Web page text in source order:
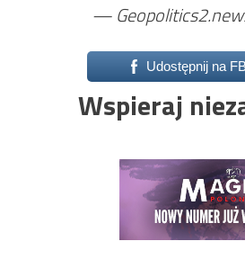
—
Udostępnij na
Wspieraj